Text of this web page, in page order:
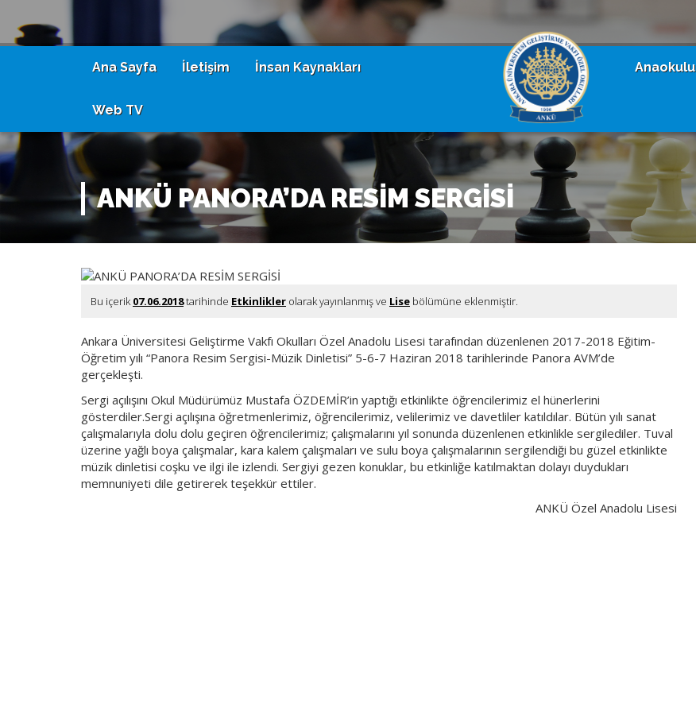
Ana Sayfa İletişim İnsan Kaynakları
Web TV
Anaokulu
ANKÜ PANORA’DA RESİM SERGİSİ
Bu içerik07.06.2018tarihinde Etkinlikler olarak yayınlanmış ve Lise bölümüne eklenmiştir.
Ankara Üniversitesi Geliştirme Vakfı Okulları Özel Anadolu Lisesi tarafından düzenlenen 2017-2018 Eğitim-
Öğretim yılı “Panora Resim Sergisi-Müzik Dinletisi” 5-6-7 Haziran 2018 tarihlerinde Panora AVM’de
gerçekleşti.
Sergi açılışını Okul Müdürümüz Mustafa ÖZDEMİR’in yaptığı etkinlikte öğrencilerimiz el hünerlerini
gösterdiler.Sergi açılışına öğretmenlerimiz, öğrencilerimiz, velilerimiz ve davetliler katıldılar. Bütün yılı sanat
çalışmalarıyla dolu dolu geçiren öğrencilerimiz; çalışmalarını yıl sonunda düzenlenen etkinlikle sergilediler. Tuval
üzerine yağlı boya çalışmalar, kara kalem çalışmaları ve sulu boya çalışmalarının sergilendiği bu güzel etkinlikte
müzik dinletisi coşku ve ilgi ile izlendi. Sergiyi gezen konuklar, bu etkinliğe katılmaktan dolayı duydukları
memnuniyeti dile getirerek teşekkür ettiler.
ANKÜ Özel Anadolu Lisesi